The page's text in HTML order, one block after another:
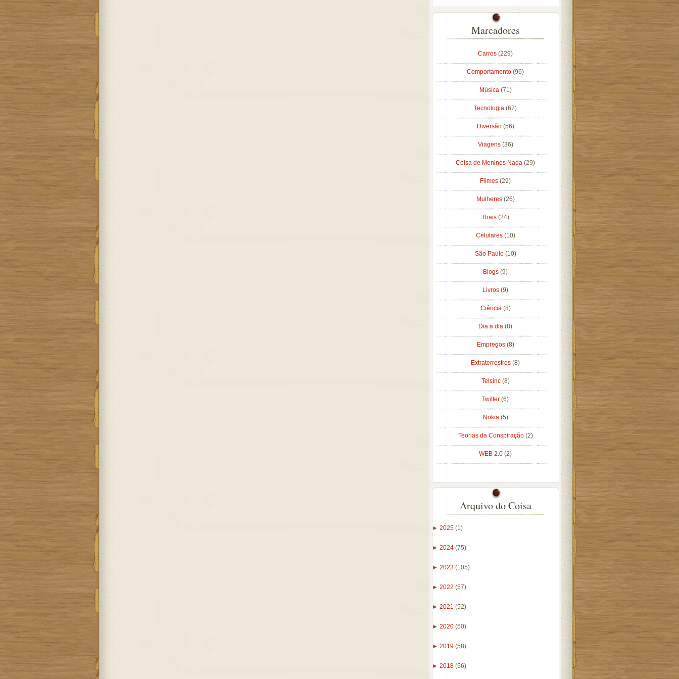
Marcadores
Carros (229)
Comportamento (96)
Música (71)
Tecnologia (67)
Diversão (56)
Viagens (36)
Coisa de Meninos Nada (29)
Filmes (29)
Mulheres (26)
Thais (24)
Celulares (10)
São Paulo (10)
Blogs (9)
Livros (9)
Ciência (8)
Dia a dia (8)
Empregos (8)
Extraterrestres (8)
Telsinc (8)
Twitter (6)
Nokia (5)
Teorias da Conspiração (2)
WEB 2.0 (2)
Arquivo do Coisa
► 2025 (1)
► 2024 (75)
► 2023 (105)
► 2022 (57)
► 2021 (52)
► 2020 (50)
► 2019 (58)
► 2018 (56)